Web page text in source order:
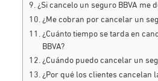
¿Si cancelo un seguro BBVA me
¿Me cobran por cancelar un
¿Cuánto tiempo se tarda en
BBVA?
¿Cuándo puedo cancelar un
¿Por qué los clientes cancelan